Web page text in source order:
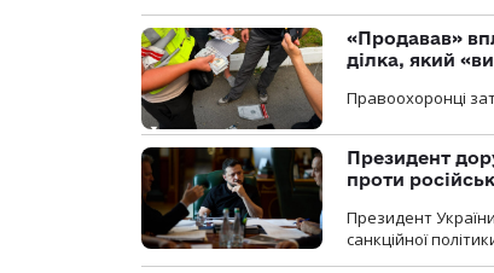
«Продавав»
ділка, який
Правоохоронці
Президент
проти
Президент
санкційної